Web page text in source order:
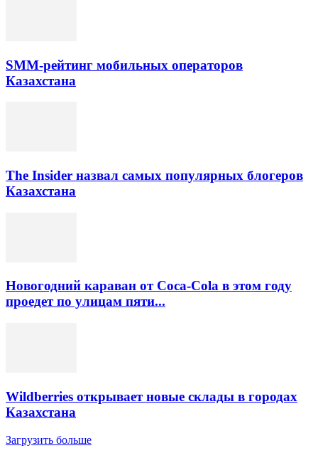
SMM-рейтинг мобильных операторов
Казахстана
The Insider назвал самых популярных блогеров
Казахстана
Новогодний караван от Coca-Cola в этом году
проедет по улицам пяти...
Wildberries открывает новые склады в городах
Казахстана
Загрузить больше